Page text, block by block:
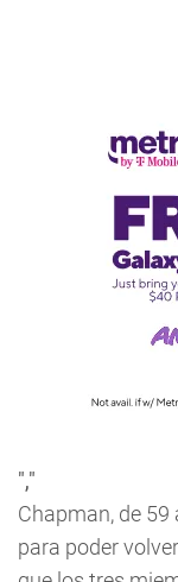
","
Chapman, de 59
para poder